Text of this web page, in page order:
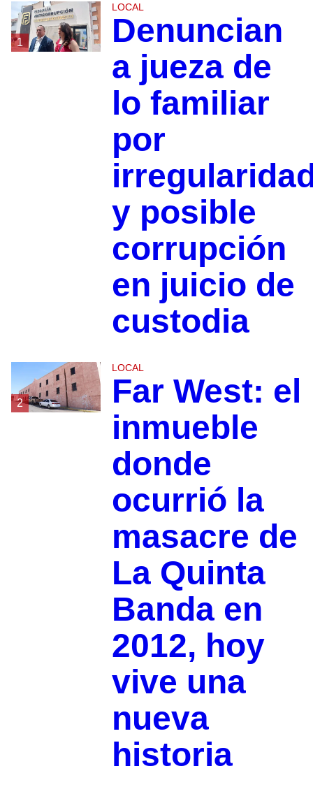
1
LOCAL
Denuncian
a jueza de
lo familiar
por
y posible
corrupción
en juicio de
custodia
2
LOCAL
Far West: el
inmueble
donde
ocurrió la
masacre de
La Quinta
Banda en
2012, hoy
vive una
nueva
historia